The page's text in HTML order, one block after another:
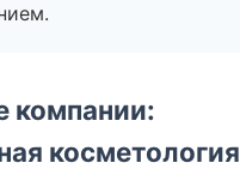
компании:
косметология